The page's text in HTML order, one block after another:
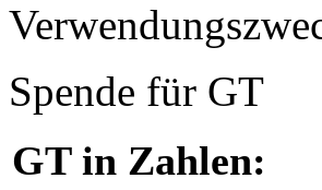
Spende für GT
GT in Zahlen: